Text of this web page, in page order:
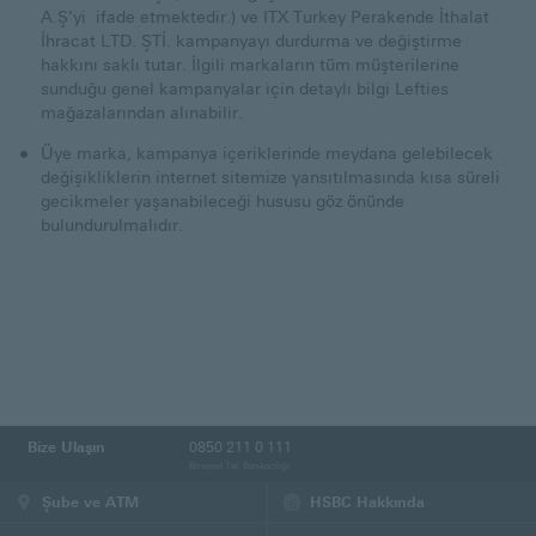
A.Ş’yi ifade etmektedir.) ve ITX Turkey Perakende İthalat
İhracat LTD. ŞTİ. kampanyayı durdurma ve değiştirme
hakkını saklı tutar. İlgili markaların tüm müşterilerine
sunduğu genel kampanyalar için detaylı bilgi Lefties
mağazalarından alınabilir.
Üye marka, kampanya içeriklerinde meydana gelebilecek
değişikliklerin internet sitemize yansıtılmasında kısa süreli
gecikmeler yaşanabileceği hususu göz önünde
bulundurulmalıdır.
Bize Ulaşın 0850 211 0 111
Şube ve ATM HSBC Hakkında